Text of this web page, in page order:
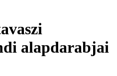
alapdarabjai